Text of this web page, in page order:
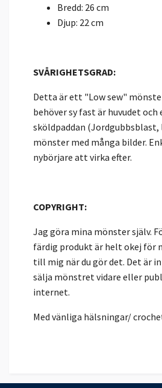
Bredd: 26 cm
Djup: 22 cm
SVÅRIGHETSGRAD:
Detta är ett "Low sew"
behöver sy fast är huvudet och
sköldpaddan (Jordgubbsblast,
mönster med många bilder.
nybörjare att virka efter.
COPYRIGHT:
Jag göra mina mönster själv.
färdig produkt är helt okej för
till mig när du gör det. Det är
sälja mönstret vidare eller
internet.
Med vänliga hälsningar/